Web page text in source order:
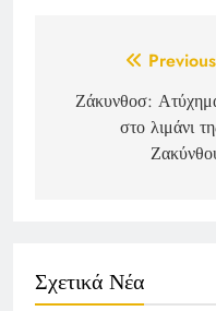
navigation
Ζάκυνθοσ:
στο λιμάνι
Σχετικά Νέα